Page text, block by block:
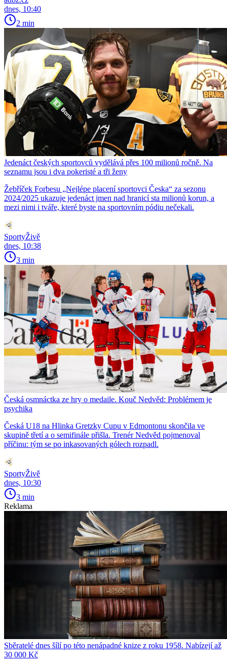
dnes, 10:40
2 min
Jedenáct českých sportovců vydělává přes 100 milionů ročně. Na
seznamu jsou i dva pokeristé a tři ženy
Žebříček Forbesu „Nejlépe placení sportovci Česka“ za sezonu
2024/2025 ukazuje jedenáct jmen nad hranicí sta milionů korun, a
mezi nimi i tváře, které byste na sportovním pódiu nečekali.
SportyŽivě
dnes, 10:38
3 min
Česká osmnáctka ze hry o medaile. Kouč Nedvěd: Problémem je
psychika
Česká U18 na Hlinka Gretzky Cupu v Edmontonu skončila ve
skupině třetí a o semifinále přišla. Trenér Nedvěd pojmenoval
příčinu: tým se po inkasovaných gólech rozpadl.
SportyŽivě
dnes, 10:30
3 min
Reklama
Sběratelé dnes šílí po této nenápadné knize z roku 1958. Nabízejí až
30 000 Kč